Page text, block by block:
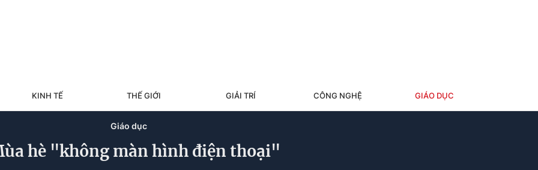
KINH TẾ THẾ GIỚI GIẢI TRÍ CÔNG NGHỆ GIÁO DỤC
Giáo dục
hè "không màn hình điện thoại"